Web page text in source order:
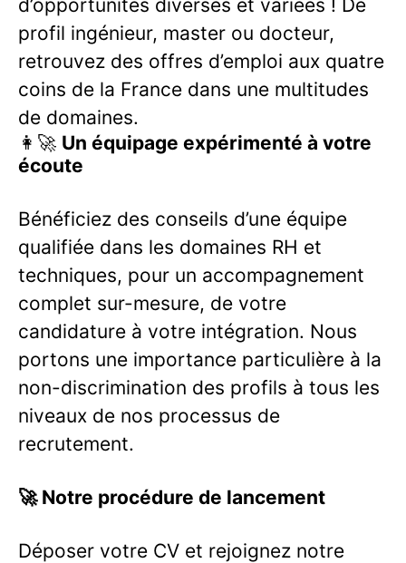
d’opportunités diverses et variées ! De
profil ingénieur, master ou docteur,
retrouvez des offres d’emploi aux quatre
coins de la France dans une multitudes
de domaines.
👩‍🚀 Un équipage expérimenté à votre
écoute
Bénéficiez des conseils d’une équipe
qualifiée dans les domaines RH et
techniques, pour un accompagnement
complet sur-mesure, de votre
candidature à votre intégration. Nous
portons une importance particulière à la
non-discrimination des profils à tous les
niveaux de nos processus de
recrutement.
🚀 Notre procédure de lancement
Déposer votre CV et rejoignez notre